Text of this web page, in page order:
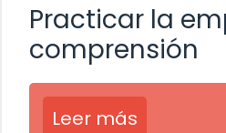
Practicar la
comprensión
Leer más